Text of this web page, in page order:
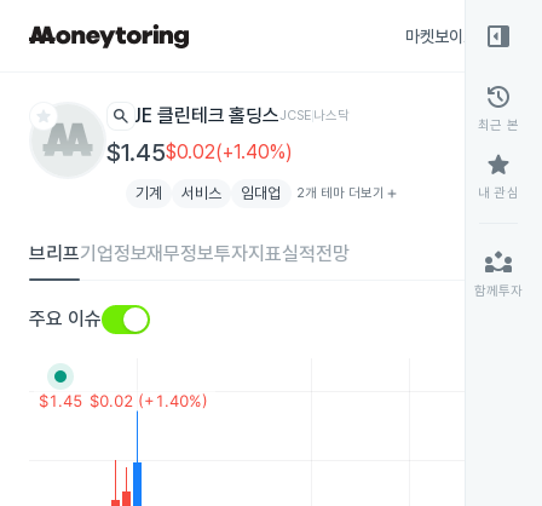
마켓보이스
star search JE 클린테크 홀딩스JCSE나스닥
$1.45$0.02(+1.40%)
기계 서비스 임대업 2개 테마 더보기 add
브리프기업정보재무정보투자지표실적전망
주요 이슈
right_panel_open
history
최근 본
star
내 관심
partner_exchange
함께투자